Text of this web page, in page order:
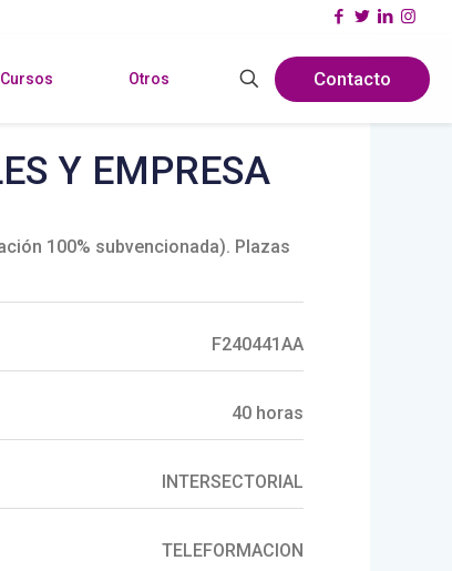
Otros Contacto
Y EMPRESA
100% subvencionada). Plazas
F240441AA
40 horas
INTERSECTORIAL
TELEFORMACION